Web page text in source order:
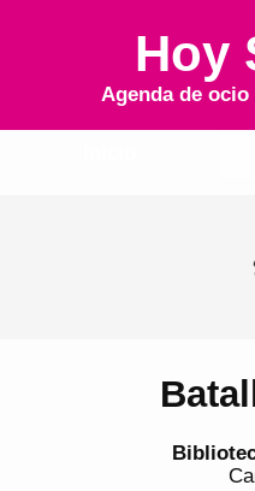
Hoy
Agenda de